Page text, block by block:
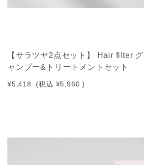
【サラツヤ2点セット】 Hair filter
ャンプー&トリートメントセット
¥5,418 (税込 ¥5,960 )